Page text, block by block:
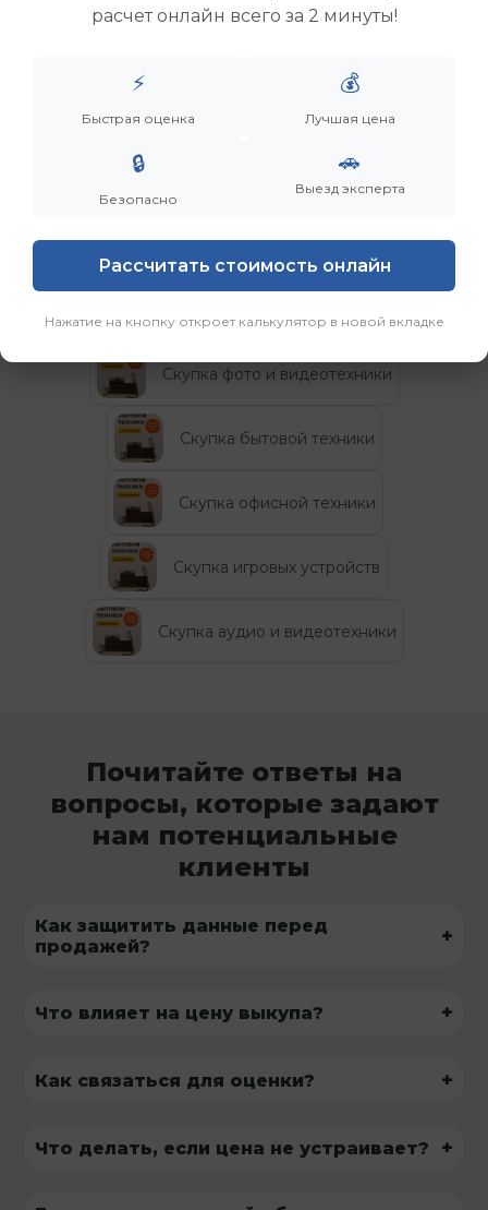
Дронов Матвей Викторович
“Мы не скупаем старую технику. Мы даем вещам
вторую жизнь, а их владельцам — новую
возможность.”
Категории
Скупка фото и видеотехники
Скупка бытовой техники
Скупка офисной техники
Скупка игровых устройств
Скупка аудио и видеотехники
Почитайте ответы на
вопросы, которые задают
нам потенциальные
клиенты
Как защитить данные перед
продажей?
+
Что влияет на цену выкупа? +
Как связаться для оценки? +
Что делать, если цена не устраивает? +
расчет онлайн всего за 2 минуты!
⚡
Быстрая оценка
💰
Лучшая цена
🔒
Безопасно
🚗
Выезд эксперта
Рассчитать стоимость онлайн
Нажатие на кнопку откроет калькулятор в новой вкладке